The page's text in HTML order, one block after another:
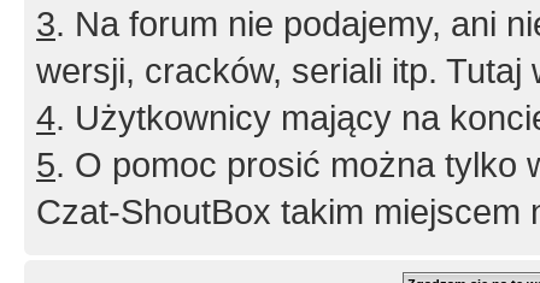
3. Na forum nie podajemy, ani
wersji, cracków, seriali itp. Tutaj
4. Użytkownicy mający na
5. O pomoc prosić można tylko
Czat-ShoutBox takim miejscem